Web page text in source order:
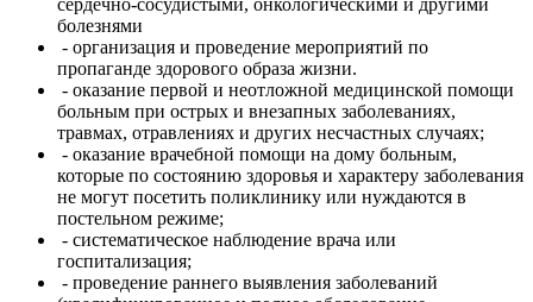
сердечно-сосудистыми, онкологическими и другими
болезнями
- организация и проведение мероприятий по
пропаганде здорового образа жизни.
- оказание первой и неотложной медицинской помощи
больным при острых и внезапных заболеваниях,
травмах, отравлениях и других несчастных случаях;
- оказание врачебной помощи на дому больным,
которые по состоянию здоровья и характеру заболевания
не могут посетить поликлинику или нуждаются в
постельном режиме;
- систематическое наблюдение врача или
госпитализация;
- проведение раннего выявления заболеваний